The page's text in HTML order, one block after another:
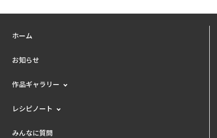
ホーム
お知らせ
作品ギャラリー
レシピノート
みんなに質問